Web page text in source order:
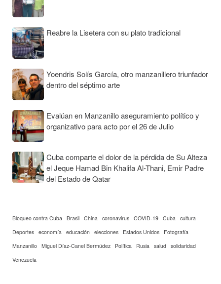
Reabre la Lisetera con su plato tradicional
Yoendris Solís García, otro manzanillero triunfador
dentro del séptimo arte
Evalúan en Manzanillo aseguramiento político y
organizativo para acto por el 26 de Julio
Cuba comparte el dolor de la pérdida de Su Alteza
el Jeque Hamad Bin Khalifa Al-Thani, Emir Padre
del Estado de Qatar
Bloqueo contra Cuba Brasil China coronavirus COVID-19 Cuba
cultura
Deportes economía educación elecciones Estados Unidos
Fotografía
Manzanillo Miguel Díaz-Canel Bermúdez Política Rusia salud solidaridad
Venezuela